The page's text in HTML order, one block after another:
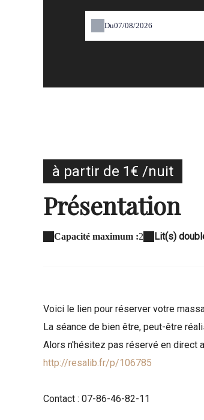
Du
à partir de 1€ /nuit
Présentation
Capacité maximum :2 Lit(s)
Voici le lien pour réserver votre
La séance de bien être, peut-être
Alors n'hésitez pas réservé en direct
http://resalib.fr/p/106785
Contact : 07-86-46-82-11